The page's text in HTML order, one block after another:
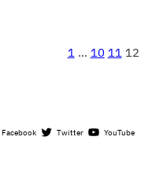
1 … 10 11 12
Facebook Twitter YouTube